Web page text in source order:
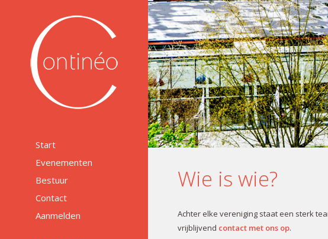
Start
Evenementen
Bestuur
Contact
Aanmelden
Wie is wie?
Achter elke vereniging staat een sterk
vrijblijvend contact met ons op.